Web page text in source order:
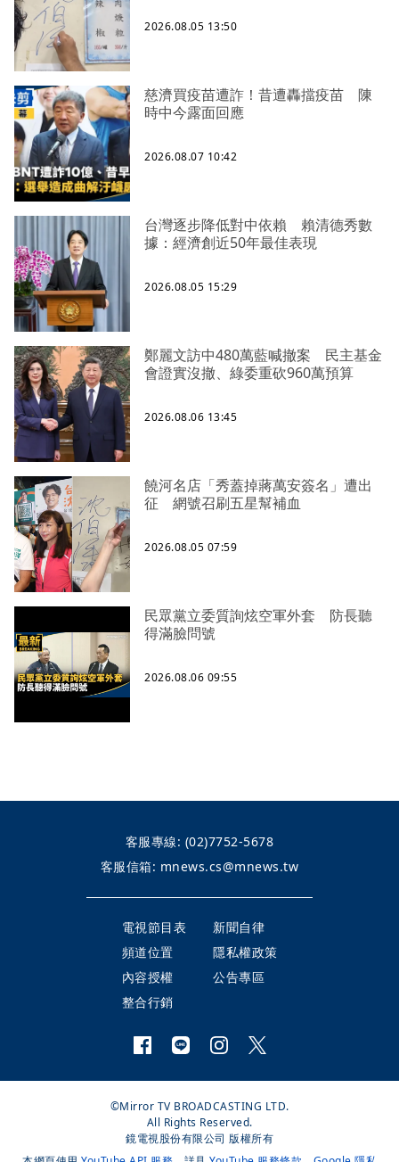
2026.08.05 13:50
慈濟買疫苗遭詐！昔遭轟擋疫苗 陳
時中今露面回應
2026.08.07 10:42
台灣逐步降低對中依賴 賴清德秀數
據：經濟創近50年最佳表現
2026.08.05 15:29
鄭麗文訪中480萬藍喊撤案 民主基金
會證實沒撤、綠委重砍960萬預算
2026.08.06 13:45
饒河名店「秀蓋掉蔣萬安簽名」遭出
征 網號召刷五星幫補血
2026.08.05 07:59
民眾黨立委質詢炫空軍外套 防長聽
得滿臉問號
2026.08.06 09:55
客服專線: (02)7752-5678
客服信箱: mnews.cs@mnews.tw
電視節目表
新聞自律
頻道位置
隱私權政策
內容授權
公告專區
整合行銷
©Mirror TV BROADCASTING LTD.
All Rights Reserved.
鏡電視股份有限公司 版權所有